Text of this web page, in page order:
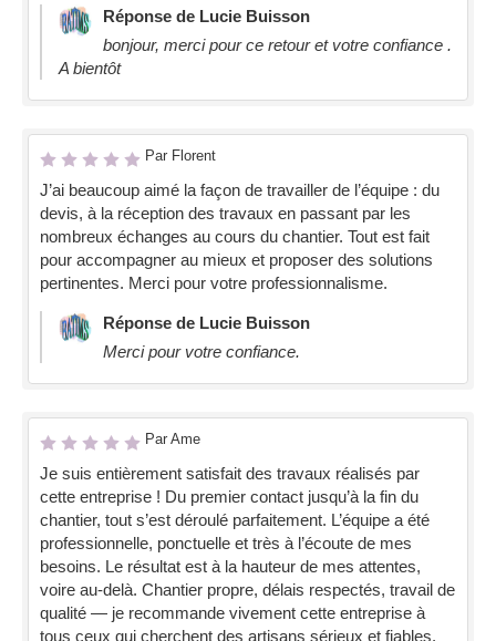
Réponse de Lucie Buisson
bonjour, merci pour ce retour et votre confiance .
A bientôt
Par Florent
J’ai beaucoup aimé la façon de travailler de l’équipe : du
devis, à la réception des travaux en passant par les
nombreux échanges au cours du chantier. Tout est fait
pour accompagner au mieux et proposer des solutions
pertinentes. Merci pour votre professionnalisme.
Réponse de Lucie Buisson
Merci pour votre confiance.
Par Ame
Je suis entièrement satisfait des travaux réalisés par
cette entreprise ! Du premier contact jusqu’à la fin du
chantier, tout s’est déroulé parfaitement. L’équipe a été
professionnelle, ponctuelle et très à l’écoute de mes
besoins. Le résultat est à la hauteur de mes attentes,
voire au-delà. Chantier propre, délais respectés, travail de
qualité — je recommande vivement cette entreprise à
tous ceux qui cherchent des artisans sérieux et fiables.